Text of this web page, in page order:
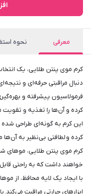
معرفی نحوه
​کرم موی پنتن طلایی، یک
دنبال مراقبتی حرفه‌ای و
فرمولاسیون پیشرفته و
کرده و آن‌ها را تغذیه و
این کرم به گونه‌ای طراحی
کرده و لطافتی بی‌نظیر به
کرم موی پنتن طلایی، موهای
خواهند داشت که به راحتی
با ایجاد یک لایه محافظ، از
ابزارهای حرارتی مراقبت